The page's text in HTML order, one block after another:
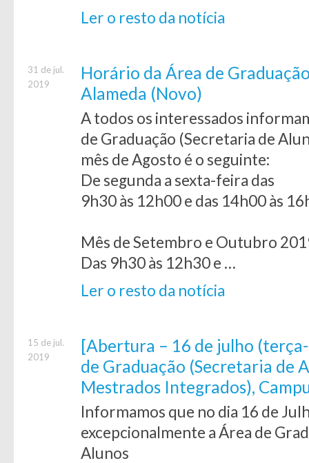
Ler o resto da notícia
31 de jul.
2019
Horário da Área de
Alameda (Novo)
A todos os interessados
de Graduação (Secretaria de
mês de Agosto é o seguinte:
De segunda a sexta-feira das
9h30 às 12h00 e das 14h00 às
Mês de Setembro e Outubro
Das 9h30 às 12h30 e …
Ler o resto da notícia
15 de jul.
2019
[Abertura – 16 de julho
de Graduação (Secretaria de
Mestrados Integrados),
Informamos que no dia 16 de
excepcionalmente a Área de
Alunos